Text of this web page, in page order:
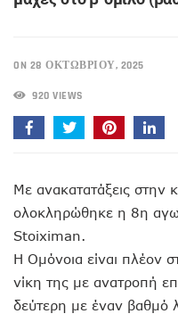
ON 28 ΟΚΤΩΒΡΊΟΥ, 2025
920 VIEWS
Με ανακατατάξεις στην
ολοκληρώθηκε η 8η
Stoiximan.
Η Ομόνοια είναι πλέον
νίκη της με ανατροπή
δεύτερη με έναν βαθμό